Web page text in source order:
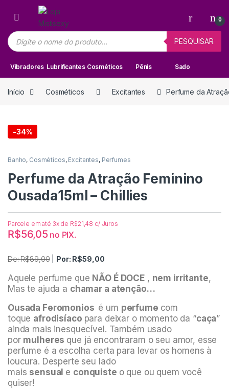
Skip to navigation
Skip to content
0
Pesquisar produtos
PESQUISAR
Vibradores Lubrificantes Cosméticos Pênis Sado
Início Cosméticos Excitantes Perfume da
-34%
Banho, Cosméticos, Excitantes, Perfumes
Perfume da Atração Feminino
Ousada15ml – Chillies
Parcele em até 3x de R$21,48 c/ Juros
R$56,05 no PIX.
De:R$89,00| Por: R$59,00
Aquele perfume que NÃO É DOCE, nem irritante,
Mas te ajuda a chamar a atenção…
Ousada Feromonios é um perfume com
toque afrodisíaco para deixar o momento da “caça”
ainda mais inesquecível. Também usado
por mulheres que já encontraram o seu amor, esse
perfume é a escolha certa para levar os homens à
loucura. Desperte seu lado
mais sensual e conquiste o que ou quem você
quiser!